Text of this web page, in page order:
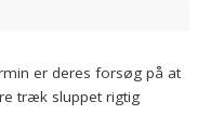
er deres forsøg på at
træk sluppet rigtig